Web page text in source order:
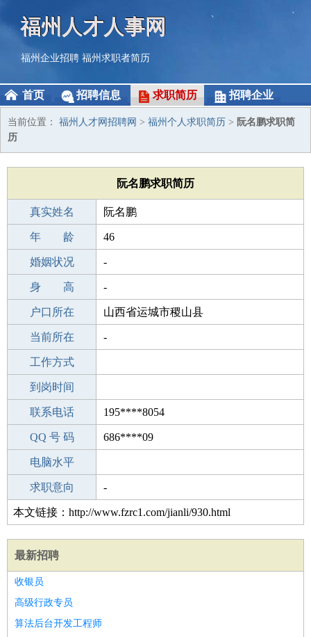
福州人才人事网
福州企业招聘 福州求职者简历
首页 招聘信息 求职简历 招聘企业
当前位置： 福州人才网招聘网 > 福州个人求职简历 > 阮名鹏求职简
历
阮名鹏求职简历
真实姓名 阮名鹏
性 别 男
年 龄 46
出生年月 1980-02-03
婚姻状况 -
学 历 成人教育
身 高 -
毕业学校 成人教育
户口所在 山西省运城市稷山县
所学专业 -
当前所在 -
工作经验
工作方式
驾 照
到岗时间
期望月薪
联系电话 195****8054
手机号码 195****8054
QQ 号 码 686****09
微信号码
电脑水平
外语水平
求职意向 -
本文链接：http://www.fzrc1.com/jianli/930.html
最新招聘
收银员
高级行政专员
算法后台开发工程师